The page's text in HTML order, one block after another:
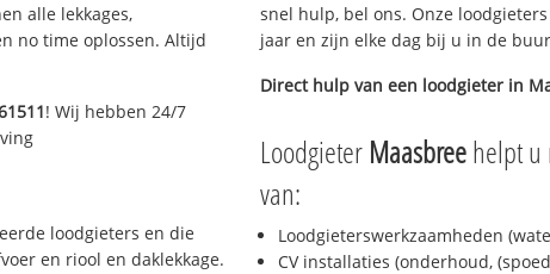
alle lekkages,
no time oplossen. Altijd
! Wij hebben 24/7
loodgieters en die
en riool en daklekkage.
snel hulp, bel ons. Onze
jaar en zijn elke dag bij u in de
Direct hulp van een loodgieter in
Loodgieter Maasbreehelpt u
van:
Loodgieterswerkzaamheden
CV installaties (onderhoud,